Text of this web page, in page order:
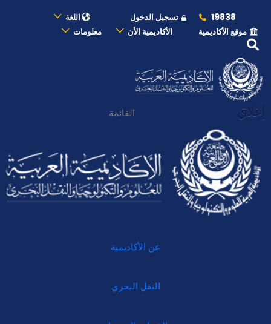
19838 تسجيل الدخول
اللغة
موقع الأكاديمية
الأكاديمية الأن معلومات
إغلاق القائمة
عن الأكاديمية
النقل البحري